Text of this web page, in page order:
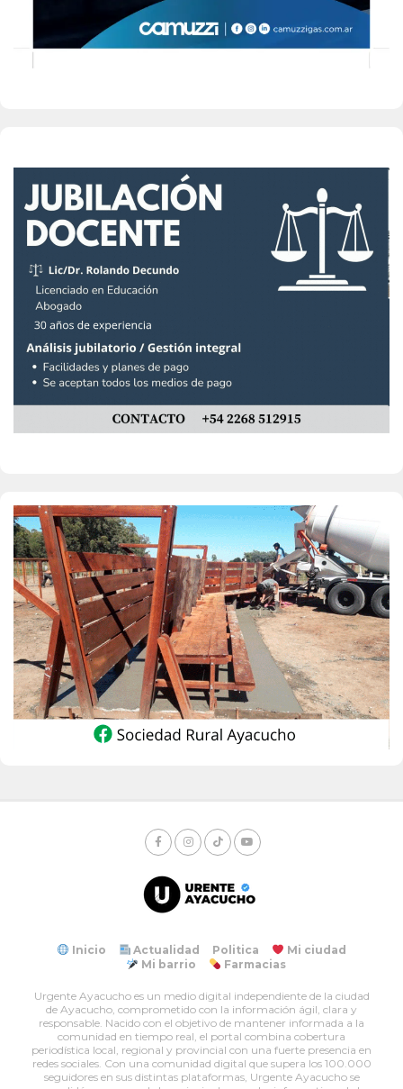
Inicio Actualidad Politica
Mi ciudad
Mi barrio
Farmacias
Urgente Ayacucho es un medio digital independiente de la ciudad
de Ayacucho, comprometido con la información ágil, clara y
responsable. Nacido con el objetivo de mantener informada a la
comunidad en tiempo real, el portal combina cobertura
periodística local, regional y provincial con una fuerte presencia en
redes sociales. Con una comunidad digital que supera los 100.000
seguidores en sus distintas plataformas, Urgente Ayacucho se